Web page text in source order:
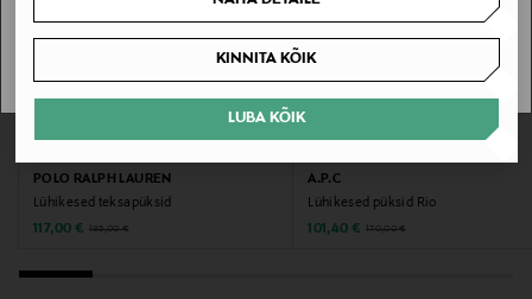
KINNITA KÕIK
LUBA KÕIK
Valmistaja tootenumber
201003-1001
POLO RALPH LAUREN
Lühikesed teksapüksid
Discounted Price
117,00 € Original Price
195,00 €
A.P.C
Lühikesed püksid Rio
Discounted Price
101,40 € Original Price
170,00 €
SAAN ARU